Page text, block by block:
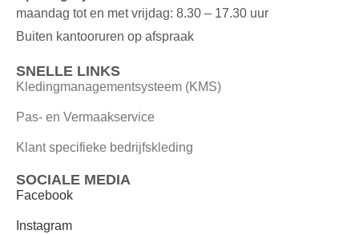
maandag tot en met vrijdag: 8.30 – 17.30 uur
Buiten kantooruren op afspraak
SNELLE LINKS
Kledingmanagementsysteem (KMS)
Pas- en Vermaakservice
Klant specifieke bedrijfskleding
SOCIALE MEDIA
Facebook
Instagram